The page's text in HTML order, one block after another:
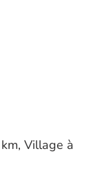
Village à